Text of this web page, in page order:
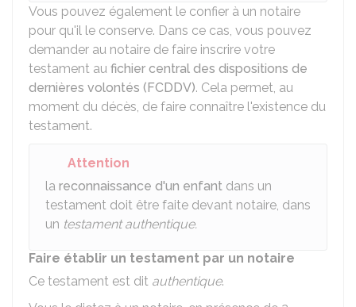
Vous pouvez également le confier à un notaire
pour qu'il le conserve. Dans ce cas, vous pouvez
demander au notaire de faire inscrire votre
testament au fichier central des dispositions de
dernières volontés (FCDDV). Cela permet, au
moment du décès, de faire connaître l'existence du
testament.
Attention
la reconnaissance d'un enfant dans un
testament doit être faite devant notaire, dans
un testament authentique.
Faire établir un testament par un notaire
Ce testament est dit authentique.